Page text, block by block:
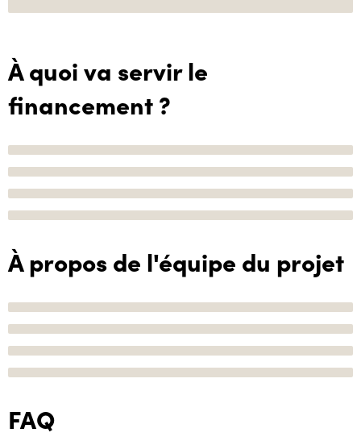
À quoi va servir le
financement ?
À propos de l'équipe du projet
FAQ